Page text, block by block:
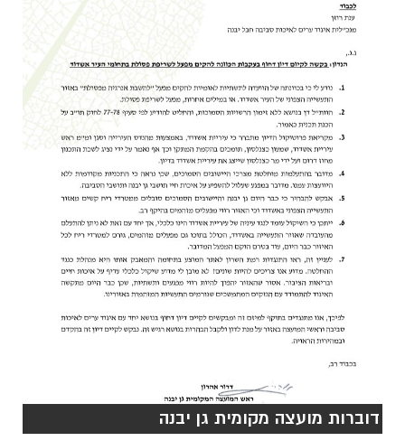
דוברות מועצה מקומית גן יבנה